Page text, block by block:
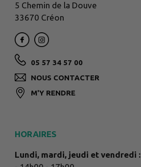
5 Chemin de la Douve
33670 Créon
05 57 34 57 00
NOUS CONTACTER
M'Y RENDRE
HORAIRES
Lundi, mardi, jeudi et vendredi :